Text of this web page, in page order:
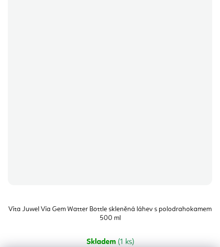
Vita Juwel Via Gem Watter Bottle skleněná láhev s polodrahokamem
500 ml
Skladem (1 ks)